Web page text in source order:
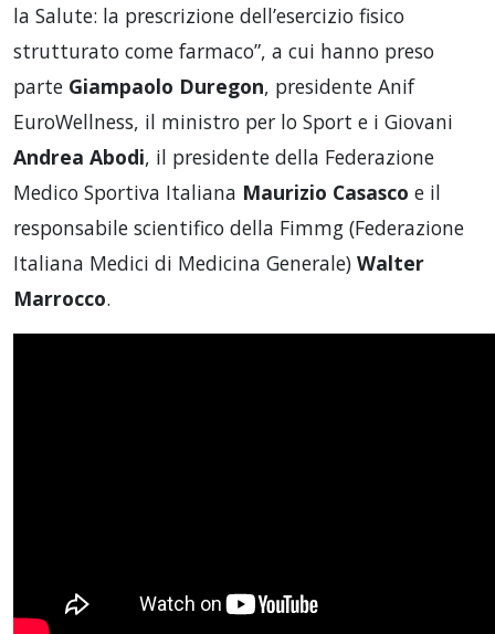
la Salute: la prescrizione dell’esercizio fisico
strutturato come farmaco”, a cui hanno preso
parte Giampaolo Duregon, presidente Anif
EuroWellness, il ministro per lo Sport e i Giovani
Andrea Abodi, il presidente della Federazione
Medico Sportiva Italiana Maurizio Casasco e il
responsabile scientifico della Fimmg (Federazione
Italiana Medici di Medicina Generale) Walter
Marrocco.